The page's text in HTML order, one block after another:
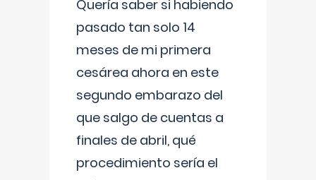
Quería saber si habiendo
pasado tan solo 14
meses de mi primera
cesárea ahora en este
segundo embarazo del
que salgo de cuentas a
finales de abril, qué
procedimiento sería el